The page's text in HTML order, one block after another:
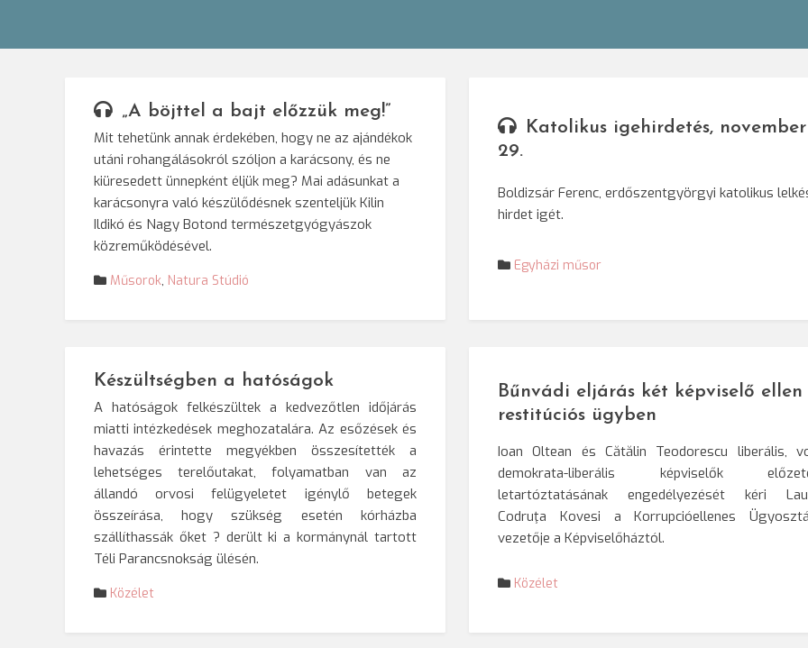
„A böjttel a bajt előzzük meg!”
Mit tehetünk annak érdekében, hogy ne az ajándékok
utáni rohangálásokról szóljon a karácsony, és ne
kiüresedett ünnepként éljük meg? Mai adásunkat a
karácsonyra való készülődésnek szenteljük Kilin
Ildikó és Nagy Botond természetgyógyászok
közreműködésével.
Műsorok, Natura Stúdió
Katolikus igehirdetés, november
29.
Boldizsár Ferenc, erdőszentgyörgyi katolikus
hirdet igét.
Egyházi műsor
Készültségben a hatóságok
A hatóságok felkészültek a kedvezőtlen időjárás
miatti intézkedések meghozatalára. Az esőzések és
havazás érintette megyékben összesítették a
lehetséges terelőutakat, folyamatban van az
állandó orvosi felügyeletet igénylő betegek
összeírása, hogy szükség esetén kórházba
szállíthassák őket ? derült ki a kormánynál tartott
Téli Parancsnokság ülésén.
Közélet
Bűnvádi eljárás két képviselő ellen
restitúciós ügyben
Ioan Oltean és Cătălin Teodorescu liberális,
demokrata-liberális képviselők
letartóztatásának engedélyezését kéri
Codruţa Kovesi a Korrupcióellenes
vezetője a Képviselőháztól.
Közélet